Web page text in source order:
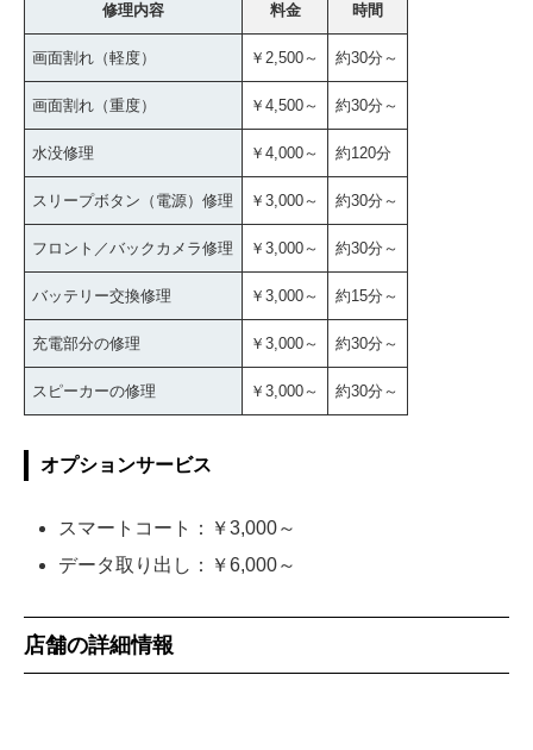
修理内容 料金 時間
画面割れ（軽度） ￥2,500～ 約30分～
画面割れ（重度） ￥4,500～ 約30分～
水没修理 ￥4,000～ 約120分
スリープボタン（電源）修理 ￥3,000～ 約30分～
フロント／バックカメラ修理 ￥3,000～ 約30分～
バッテリー交換修理 ￥3,000～ 約15分～
充電部分の修理 ￥3,000～ 約30分～
スピーカーの修理 ￥3,000～ 約30分～
オプションサービス
スマートコート：￥3,000～
データ取り出し：￥6,000～
店舗の詳細情報